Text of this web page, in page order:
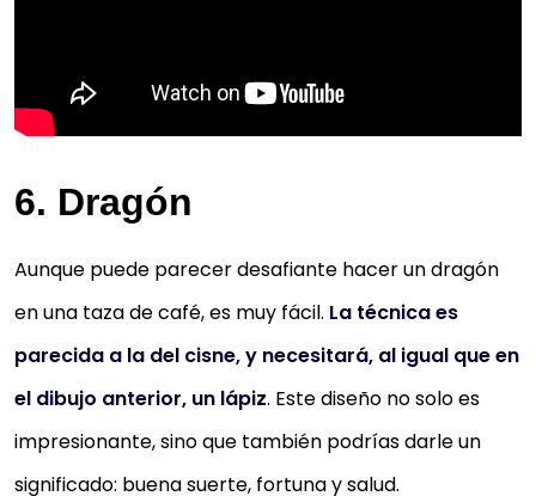
6. Dragón
Aunque puede parecer desafiante hacer un dragón
en una taza de café, es muy fácil. La técnica es
parecida a la del cisne, y necesitará, al igual que en
el dibujo anterior, un lápiz. Este diseño no solo es
impresionante, sino que también podrías darle un
significado: buena suerte, fortuna y salud.